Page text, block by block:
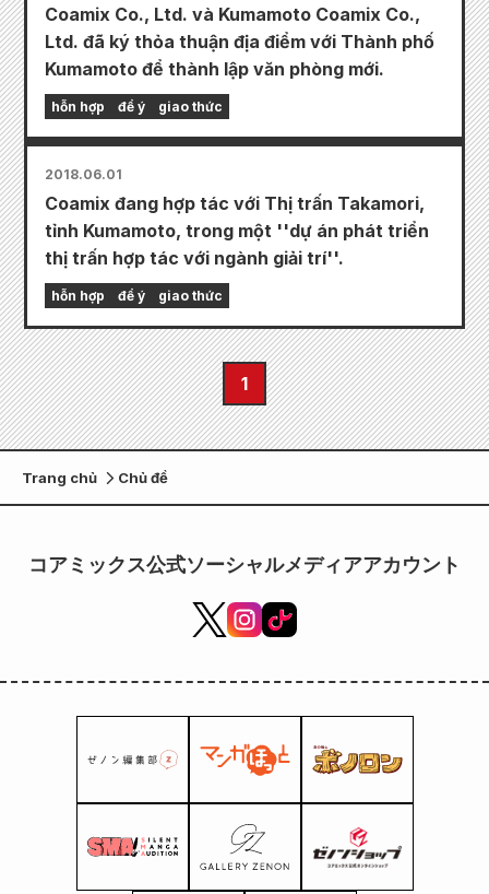
Coamix Co., Ltd. và Kumamoto Coamix Co.,
Ltd. đã ký thỏa thuận địa điểm với Thành phố
Kumamoto để thành lập văn phòng mới.
hỗn hợp để ý giao thức
2018.06.01
Coamix đang hợp tác với Thị trấn Takamori,
tỉnh Kumamoto, trong một ''dự án phát triển
thị trấn hợp tác với ngành giải trí''.
hỗn hợp để ý giao thức
1
Trang chủ Chủ đề
コアミックス公式ソーシャルメディアアカウント